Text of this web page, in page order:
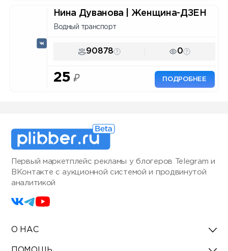
Нина Дуванова | Женщина-ДЗЕН
Водный транспорт
90878 0
25 ₽ ПОДРОБНЕЕ
Первый маркетплейс рекламы у блогеров Telegram и
ВКонтакте с аукционной системой и продвинутой
аналитикой
О НАС